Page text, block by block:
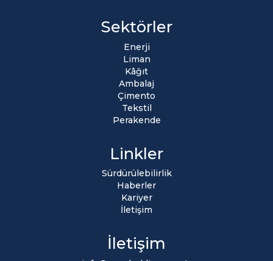
Sektörler
Enerji
Liman
Kâğıt
Ambalaj
Çimento
Tekstil
Perakende
Linkler
Sürdürülebilirlik
Haberler
Kariyer
İletişim
İletişim